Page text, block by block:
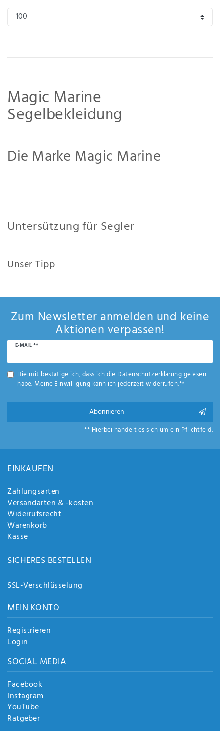
Magic Marine
Segelbekleidung
Die Marke Magic Marine
Untersützung für Segler
Unser Tipp
Zum Newsletter anmelden und keine
Aktionen verpassen!
E-MAIL **
Newsletter
Hiermit bestätige ich, dass ich die Daten­schutz­erklärunggelesen
habe. Meine Einwilligung kann ich jederzeit widerrufen.**
Abonnieren
** Hierbei handelt es sich um ein Pflichtfeld.
EINKAUFEN
Zahlungsarten
Versandarten & -kosten
Widerrufsrecht
Warenkorb
Kasse
SICHERES BESTELLEN
SSL-Verschlüsselung
MEIN KONTO
Registrieren
Login
SOCIAL MEDIA
Facebook
Instagram
YouTube
Ratgeber